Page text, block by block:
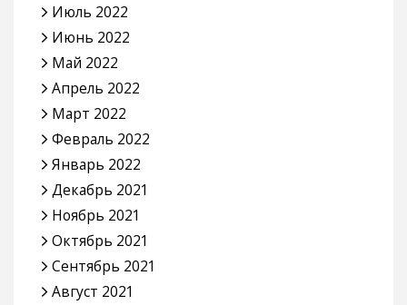
Июль 2022
Июнь 2022
Май 2022
Апрель 2022
Март 2022
Февраль 2022
Январь 2022
Декабрь 2021
Ноябрь 2021
Октябрь 2021
Сентябрь 2021
Август 2021